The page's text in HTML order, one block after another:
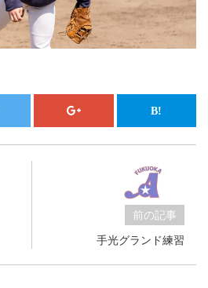
前の記事
手光グランド練習